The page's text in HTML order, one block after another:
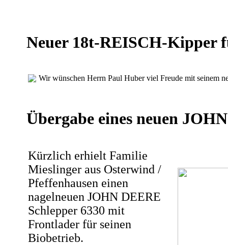
Neuer 18t-REISCH-Kipper
Wir wünschen Herrn Paul Huber viel Freude mit seinem
Übergabe eines neuen
Kürzlich erhielt Familie
Mieslinger aus Osterwind /
Pfeffenhausen einen
nagelneuen JOHN DEERE
Schlepper 6330 mit
Frontlader für seinen
Biobetrieb.